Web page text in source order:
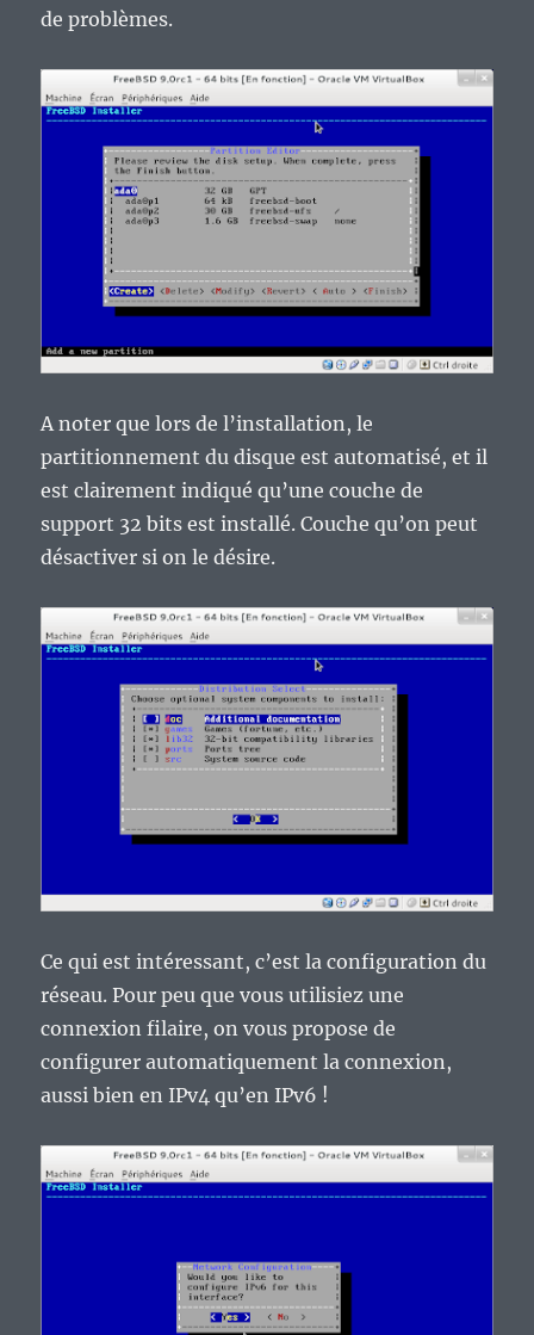
de problèmes.
A noter que lors de l’installation, le
partitionnement du disque est automatisé, et il
est clairement indiqué qu’une couche de
support 32 bits est installé. Couche qu’on peut
désactiver si on le désire.
Ce qui est intéressant, c’est la configuration du
réseau. Pour peu que vous utilisiez une
connexion filaire, on vous propose de
configurer automatiquement la connexion,
aussi bien en IPv4 qu’en IPv6 !